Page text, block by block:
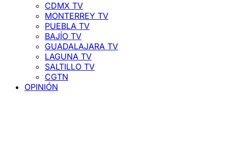
CDMX TV
MONTERREY TV
PUEBLA TV
BAJÍO TV
GUADALAJARA TV
LAGUNA TV
SALTILLO TV
CGTN
OPINIÓN